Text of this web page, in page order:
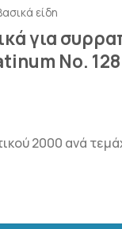
είδη
για
No.
2000 ανά
συρραπτικό